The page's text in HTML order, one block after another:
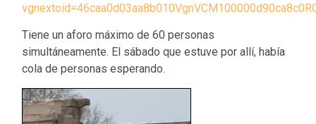
Tiene un aforo máximo de 60 personas
simultáneamente. El sábado que estuve por allí, había
cola de personas esperando.